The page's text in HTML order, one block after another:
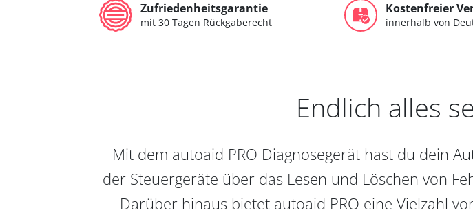
Zufriedenheitsgarantie
mit 30 Tagen Rückgaberecht
Kostenfreier
innerhalb von
Endlich alles
Mit dem autoaid PRO Diagnosegerät hast du dein
der Steuergeräte über das Lesen und Löschen von
Darüber hinaus bietet autoaid PRO eine Vielzahl